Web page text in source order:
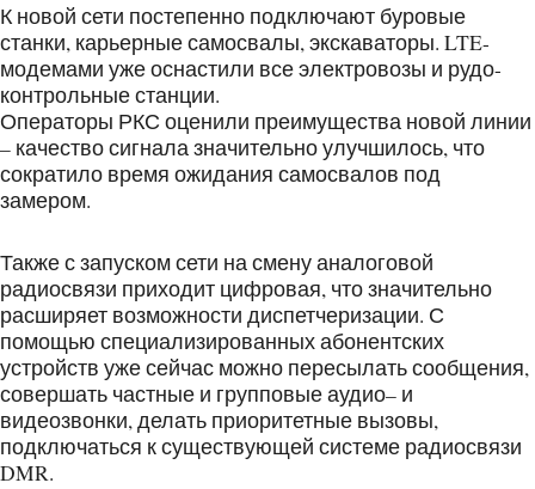
К новой сети постепенно подключают буровые
станки, карьерные самосвалы, экскаваторы. LTE-
модемами уже оснастили все электровозы и рудо-
контрольные станции.
Операторы РКС оценили преимущества новой линии
– качество сигнала значительно улучшилось, что
сократило время ожидания самосвалов под
замером.
Также с запуском сети на смену аналоговой
радиосвязи приходит цифровая, что значительно
расширяет возможности диспетчеризации. С
помощью специализированных абонентских
устройств уже сейчас можно пересылать сообщения,
совершать частные и групповые аудио– и
видеозвонки, делать приоритетные вызовы,
подключаться к существующей системе радиосвязи
DMR.